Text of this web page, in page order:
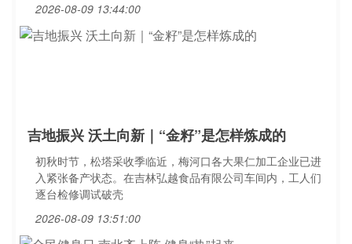
2026-08-09 13:44:00
吉地振兴 沃土向新｜“金籽”是怎样炼成的
初秋时节，松塔采收季临近，梅河口各大果仁加工企业已进
入紧张备产状态。在吉林弘越食品有限公司车间内，工人们
逐台检修调试破壳
2026-08-09 13:51:00